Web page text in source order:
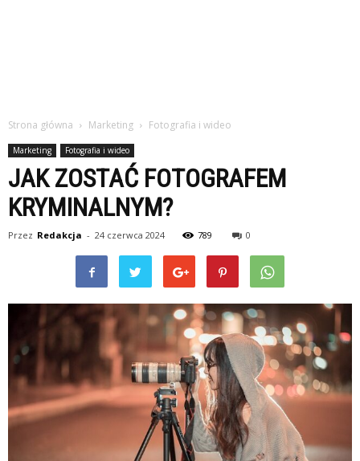
Strona główna Marketing Fotografia i wideo
Marketing Fotografia i wideo
JAK ZOSTAĆ FOTOGRAFEM
KRYMINALNYM?
Przez Redakcja - 24 czerwca 2024 789 0